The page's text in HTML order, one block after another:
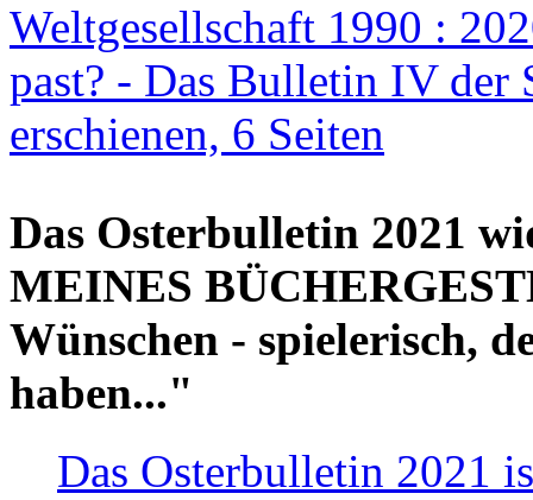
Weltgesellschaft 1990 :
past? - Das Bulletin IV der
erschienen, 6 Seiten
Das Osterbulletin 2021
MEINES
Wünschen - spielerisch,
haben..."
Das Osterbulletin 2021